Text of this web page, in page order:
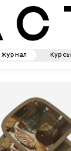
Журнал Курсы